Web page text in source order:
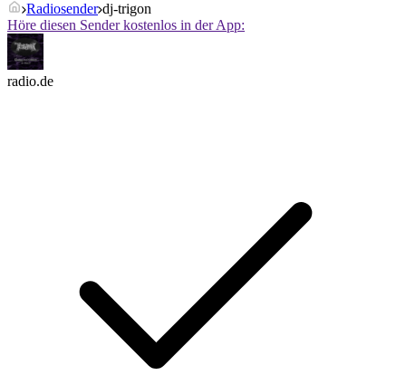
Radiosender dj-trigon
Höre diesen Sender kostenlos in der App:
radio.de